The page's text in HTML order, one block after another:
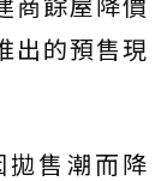
出的預售現
售潮而降